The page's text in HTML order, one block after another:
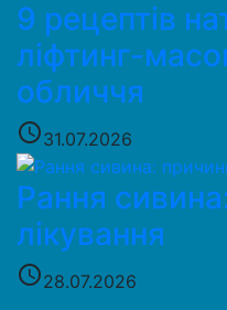
9 рецептів
ліфтинг-
обличчя
access_time31.07.2026
Рання
лікування
access_time28.07.2026